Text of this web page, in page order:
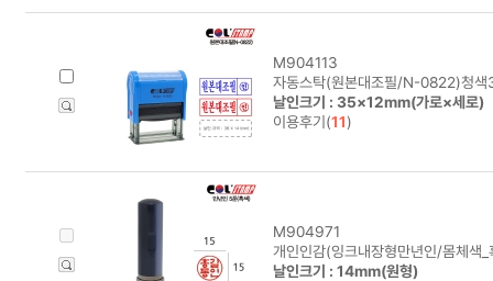
M904113
자동스탁(원본대조필/N-0822)청
날인크기 : 35×12mm(가로×세로)
이용후기(11)
M904971
개인인감(잉크내장형만년인/몸체
날인크기 : 14mm(원형)